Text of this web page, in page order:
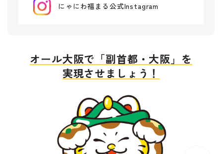
にゃにわ福まる公式Instagram
オール大阪で「副首都・大阪」を
実現させましょう！